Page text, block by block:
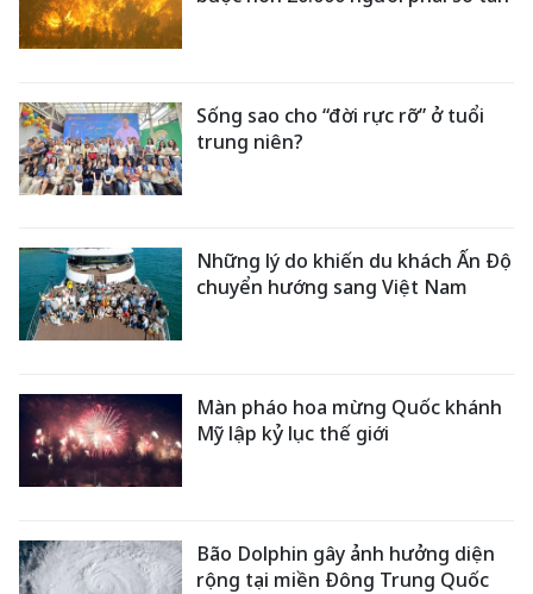
Sống sao cho “đời rực rỡ” ở tuổi
trung niên?
Những lý do khiến du khách Ấn Độ
chuyển hướng sang Việt Nam
Màn pháo hoa mừng Quốc khánh
Mỹ lập kỷ lục thế giới
Bão Dolphin gây ảnh hưởng diện
rộng tại miền Đông Trung Quốc